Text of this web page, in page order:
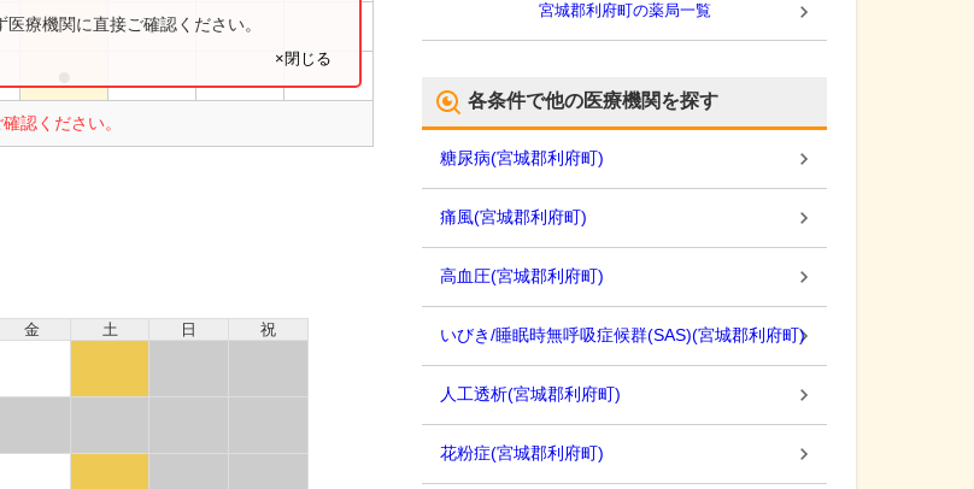
●
認ください。
療機関に直接ご確認ください。
×閉じる
金 土 日 祝
宮城郡利府町の薬局一覧
各条件で他の医療機関を探す
糖尿病(宮城郡利府町)
痛風(宮城郡利府町)
高血圧(宮城郡利府町)
いびき/睡眠時無呼吸症候群(SAS)(宮城郡利府町)
人工透析(宮城郡利府町)
花粉症(宮城郡利府町)